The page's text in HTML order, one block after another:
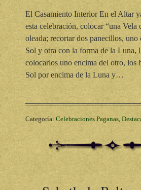
El Casamiento Interior En el Altar
esta celebración, colocar “una Vela
oleada; recortar dos panecillos, uno
Sol y otra con la forma de la Luna,
colocarlos uno encima del otro, los
Sol por encima de la Luna y…
Categoría: Celebraciones Paganas,